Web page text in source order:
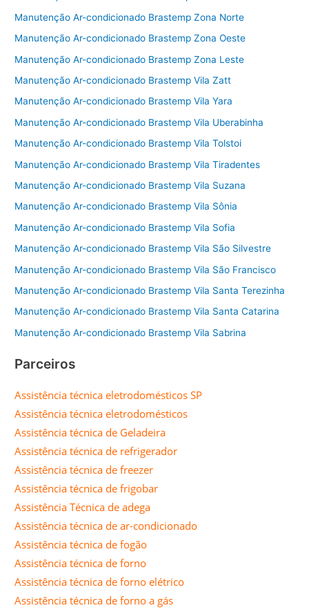
k
Manutenção Ar-condicionado Brastemp Zona Norte
Manutenção Ar-condicionado Brastemp Zona Oeste
Manutenção Ar-condicionado Brastemp Zona Leste
Manutenção Ar-condicionado Brastemp Vila Zatt
Manutenção Ar-condicionado Brastemp Vila Yara
Manutenção Ar-condicionado Brastemp Vila Uberabinha
Manutenção Ar-condicionado Brastemp Vila Tolstoi
Manutenção Ar-condicionado Brastemp Vila Tiradentes
Manutenção Ar-condicionado Brastemp Vila Suzana
Manutenção Ar-condicionado Brastemp Vila Sônia
Manutenção Ar-condicionado Brastemp Vila Sofia
Manutenção Ar-condicionado Brastemp Vila São Silvestre
Manutenção Ar-condicionado Brastemp Vila São Francisco
Manutenção Ar-condicionado Brastemp Vila Santa Terezinha
Manutenção Ar-condicionado Brastemp Vila Santa Catarina
Manutenção Ar-condicionado Brastemp Vila Sabrina
Parceiros
Assistência técnica eletrodomésticos SP
Assistência técnica eletrodomésticos
Assistência técnica de Geladeira
Assistência técnica de refrigerador
Assistência técnica de freezer
Assistência técnica de frigobar
Assistência Técnica de adega
Assistência técnica de ar-condicionado
Assistência técnica de fogão
Assistência técnica de forno
Assistência técnica de forno elétrico
Assistência técnica de forno a gás